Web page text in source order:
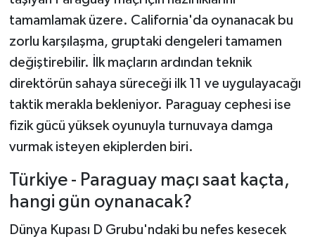
tamamlamak üzere. California'da oynanacak bu
zorlu karşılaşma, gruptaki dengeleri tamamen
değiştirebilir. İlk maçların ardından teknik
direktörün sahaya süreceği ilk 11 ve uygulayacağı
taktik merakla bekleniyor. Paraguay cephesi ise
fizik gücü yüksek oyunuyla turnuvaya damga
vurmak isteyen ekiplerden biri.
Türkiye - Paraguay maçı saat kaçta,
hangi gün oynanacak?
Dünya Kupası D Grubu'ndaki bu nefes kesecek